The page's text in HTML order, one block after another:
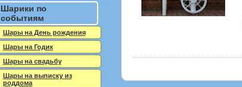
Шарики по
событиям
Шары на День рождения
Шары на Годик
Шары на свадьбу
Шары на выписку из
роддома